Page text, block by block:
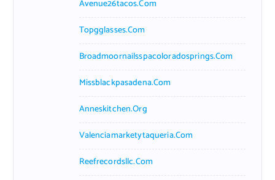
Avenue26tacos.com
Topgglasses.com
Broadmoornailsspacoloradosprings.com
Missblackpasadena.com
Anneskitchen.org
Valenciamarketytaqueria.com
Reefrecordsllc.com